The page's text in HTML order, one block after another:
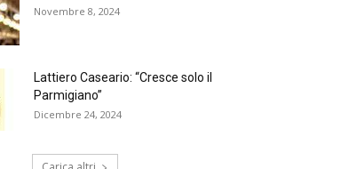
Novembre 8, 2024
Lattiero Caseario: “Cresce solo il
Parmigiano”
Dicembre 24, 2024